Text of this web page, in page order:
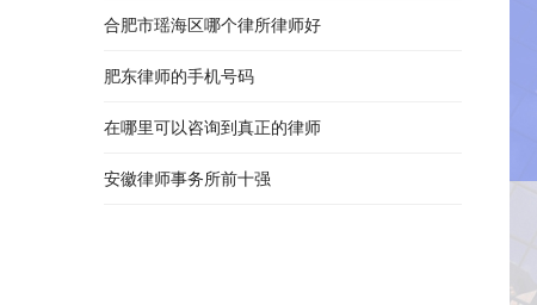
合肥市瑶海区哪个律所律师好
肥东律师的手机号码
在哪里可以咨询到真正的律师
安徽律师事务所前十强